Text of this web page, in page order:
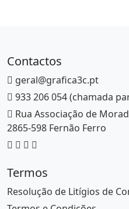
Contactos
geral@grafica3c.pt
933 206 054 (chamada
Rua Associação de
2865-598 Fernão Ferro
Termos
Resolução de Litígios de